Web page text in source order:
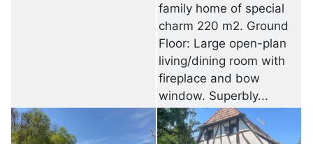
family home of special
charm 220 m2. Ground
Floor: Large open-plan
living/dining room with
fireplace and bow
window. Superbly...